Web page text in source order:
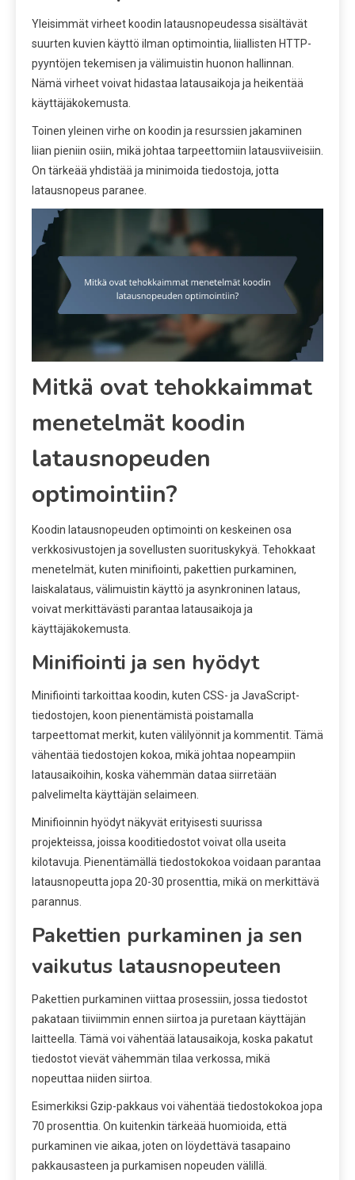
Yleisimmät virheet koodin latausnopeudessa sisältävät
suurten kuvien käyttö ilman optimointia, liiallisten HTTP-
pyyntöjen tekemisen ja välimuistin huonon hallinnan.
Nämä virheet voivat hidastaa latausaikoja ja heikentää
käyttäjäkokemusta.
Toinen yleinen virhe on koodin ja resurssien jakaminen
liian pieniin osiin, mikä johtaa tarpeettomiin latausviiveisiin.
On tärkeää yhdistää ja minimoida tiedostoja, jotta
latausnopeus paranee.
Mitkä ovat tehokkaimmat
menetelmät koodin
latausnopeuden
optimointiin?
Koodin latausnopeuden optimointi on keskeinen osa
verkkosivustojen ja sovellusten suorituskykyä. Tehokkaat
menetelmät, kuten minifiointi, pakettien purkaminen,
laiskalataus, välimuistin käyttö ja asynkroninen lataus,
voivat merkittävästi parantaa latausaikoja ja
käyttäjäkokemusta.
Minifiointi ja sen hyödyt
Minifiointi tarkoittaa koodin, kuten CSS- ja JavaScript-
tiedostojen, koon pienentämistä poistamalla
tarpeettomat merkit, kuten välilyönnit ja kommentit. Tämä
vähentää tiedostojen kokoa, mikä johtaa nopeampiin
latausaikoihin, koska vähemmän dataa siirretään
palvelimelta käyttäjän selaimeen.
Minifioinnin hyödyt näkyvät erityisesti suurissa
projekteissa, joissa kooditiedostot voivat olla useita
kilotavuja. Pienentämällä tiedostokokoa voidaan parantaa
latausnopeutta jopa 20-30 prosenttia, mikä on merkittävä
parannus.
Pakettien purkaminen ja sen
vaikutus latausnopeuteen
Pakettien purkaminen viittaa prosessiin, jossa tiedostot
pakataan tiiviimmin ennen siirtoa ja puretaan käyttäjän
laitteella. Tämä voi vähentää latausaikoja, koska pakatut
tiedostot vievät vähemmän tilaa verkossa, mikä
nopeuttaa niiden siirtoa.
Esimerkiksi Gzip-pakkaus voi vähentää tiedostokokoa jopa
70 prosenttia. On kuitenkin tärkeää huomioida, että
purkaminen vie aikaa, joten on löydettävä tasapaino
pakkausasteen ja purkamisen nopeuden välillä.